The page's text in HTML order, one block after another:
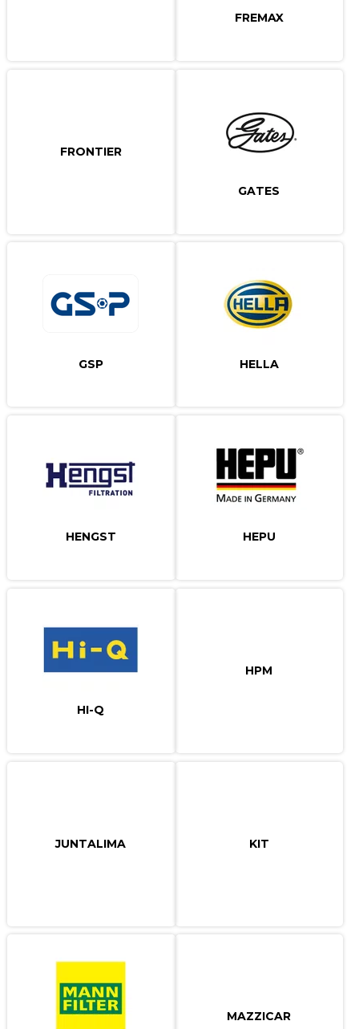
FREMAX
FRONTIER
GATES
GSP HELLA
HENGST HEPU
HI-Q
HPM
JUNTALIMA KIT
MAZZICAR